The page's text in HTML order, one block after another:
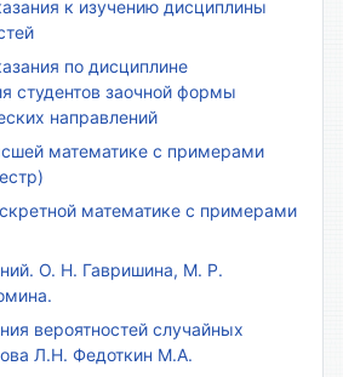
к изучению дисциплины
по дисциплине
студентов заочной формы
направлений
математике с примерами
математике с примерами
О. Н. Гавришина, М. Р.
вероятностей случайных
Л.Н. Федоткин М.А.